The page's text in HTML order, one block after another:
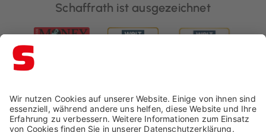
Schaffrath ist ausgezeichnet